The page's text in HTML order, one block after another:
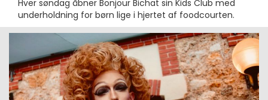
Hver søndag åbner Bonjour Bichat sin Kids Club med
underholdning for børn lige i hjertet af foodcourten.